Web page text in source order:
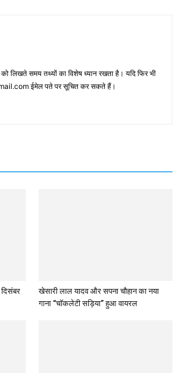
लिखते समय तथ्‍यों का विशेष ध्‍यान रखता है। यदि फिर भी
ईमेल पते पर सूचित कर सकते हैं।
खेसारी लाल यादव और सपना चौहान का नया
गाना “चॉकलेटी सड़िया” हुआ वायरल